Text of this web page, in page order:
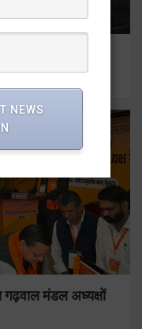
की तैयारी
मंडल अध्यक्षों
NEWS